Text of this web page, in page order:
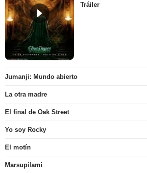
Tráiler
Jumanji: Mundo abierto
La otra madre
El final de Oak Street
Yo soy Rocky
El motín
Marsupilami